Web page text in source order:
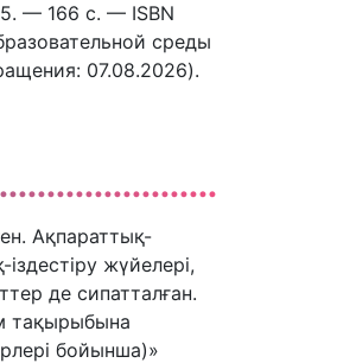
— 166 c. — ISBN
среды
07.08.2026).
Ақпараттық-
жүйелері,
де сипатталған.
тақырыбына
бойынша)»